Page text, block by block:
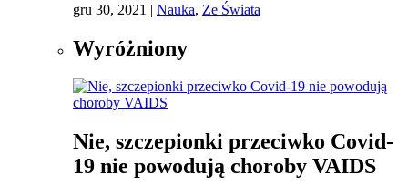
gru 30, 2021 | Nauka, Ze Świata
Wyróżniony
Nie, szczepionki przeciwko Covid-
19 nie powodują choroby VAIDS